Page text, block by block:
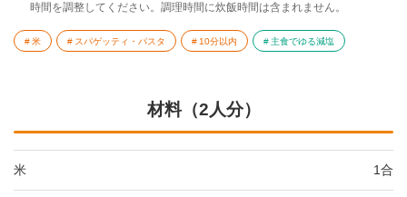
時間を調整してください。調理時間に炊飯時間は含まれません。
米 スパゲッティ・パスタ 10分以内 主食でゆる減塩
材料（2人分）
米 1合